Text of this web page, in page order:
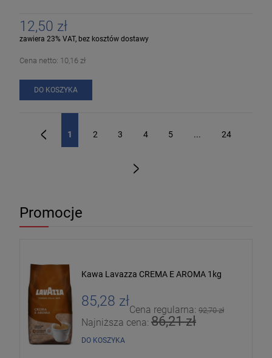
12,50 zł
zawiera 23% VAT, bez kosztów dostawy
Cena netto: 10,16 zł
DO KOSZYKA
1 2 3 4 5 ... 24
Promocje
Kawa Lavazza CREMA E AROMA 1kg
85,28 zł
Cena regularna: 92,70 zł
Najniższa cena: 86,21 zł
DO KOSZYKA